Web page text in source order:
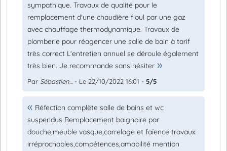
sympathique. Travaux de qualité pour le
remplacement d'une chaudière fioul par une gaz
avec chauffage thermodynamique. Travaux de
plomberie pour réagencer une salle de bain à tarif
très correct L'entretien annuel se déroule également
très bien. Je recommande sans hésiter
Par Sébastien... - Le 22/10/2022 16:01 - 5/5
Réfection complète salle de bains et wc
suspendus Remplacement baignoire par
douche,meuble vasque,carrelage et faïence travaux
irréprochables,compétences,amabilité mention